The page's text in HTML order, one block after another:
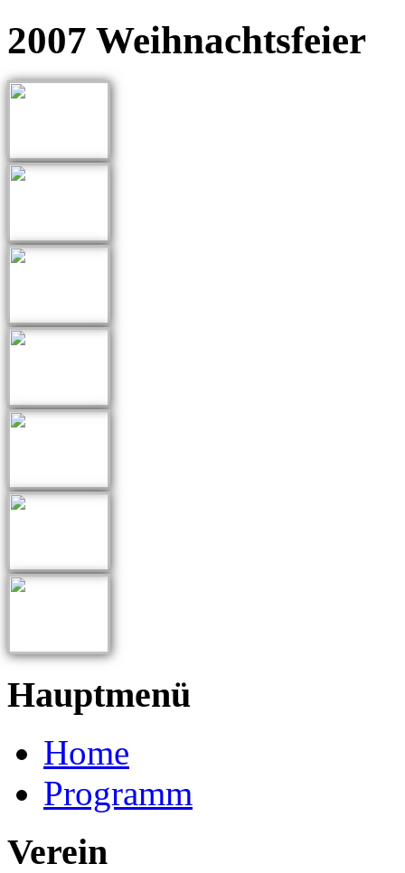
2007 Weihnachtsfeier
Hauptmenü
Home
Programm
Verein